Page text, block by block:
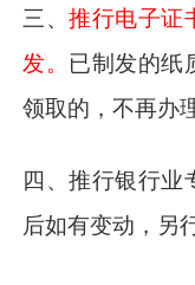
三、推行电子证
发。 已制发的纸
领取的，不再办
四、推行银行业
后如有变动，另